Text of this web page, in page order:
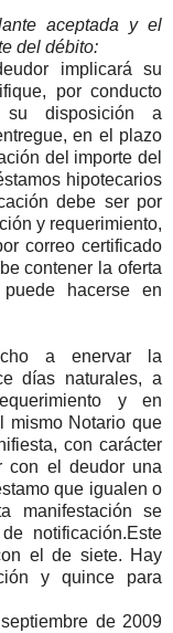
aceptada y el
del débito:
implicará su
por conducto
disposición a
en el plazo
del importe del
hipotecarios
debe ser por
y requerimiento,
correo certificado
contener la oferta
hacerse en
a enervar la
días naturales, a
y en
mismo Notario que
con carácter
con el deudor una
que igualen o
manifestación se
notificación.Este
el de siete. Hay
y quince para
de 2009